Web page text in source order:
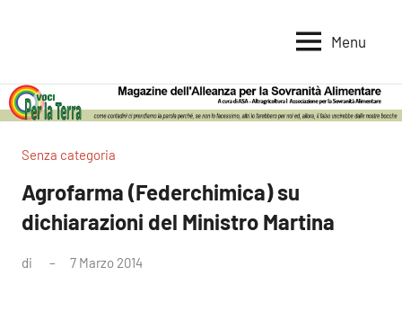
per
la
Terra
per
la
Alimentare
Menu
Senza categoria
Agrofarma (Federchimica) su
dichiarazioni del Ministro Martina
di 7 Marzo 2014